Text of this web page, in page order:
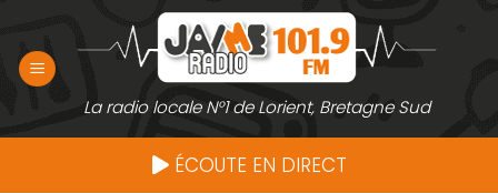
contenu
La radio locale N°1 de Lorient, Bretagne Sud
ÉCOUTE EN DIRECT